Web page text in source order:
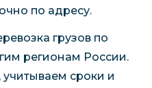
по адресу.
грузов по
регионам России.
сроки и